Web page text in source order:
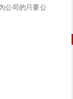
公司的只要公